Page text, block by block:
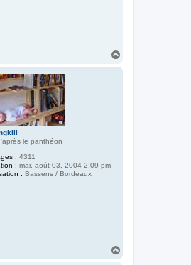
le panthéon
: 4311
: mar. août 03, 2004 2:09 pm
: Bassens / Bordeaux